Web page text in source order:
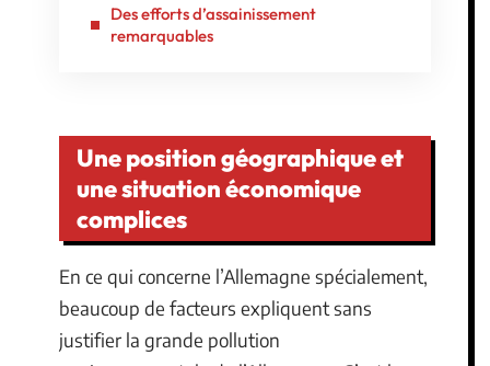
Des efforts d’assainissement
remarquables
Une position géographique et
une situation économique
complices
En ce qui concerne l’Allemagne spécialement,
beaucoup de facteurs expliquent sans
justifier la grande pollution